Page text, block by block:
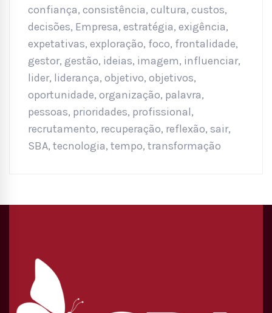
confiança, consistência, cultura, custos,
decisões, Empresa, estratégia, exigência,
expetativas, exploração, foco, frontalidade,
gestor, gestão, ideias, imagem, influenciar,
lider, liderança, objetivo, objetivos,
oportunidade, organização, palavra,
pessoas, prioridades, profissional,
recrutamento, recuperação, reflexão, sair,
SBA, tecnologia, tempo, transformação